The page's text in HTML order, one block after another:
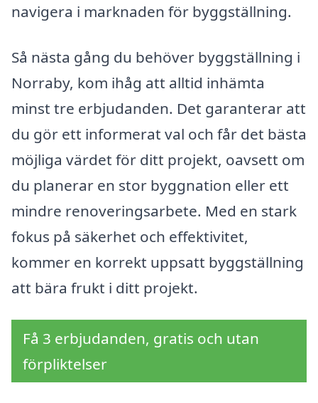
navigera i marknaden för byggställning.
Så nästa gång du behöver byggställning i
Norraby, kom ihåg att alltid in­hämta
minst tre erbjudanden. Det garanterar att
du gör ett informerat val och får det bästa
möjliga värdet för ditt projekt, oavsett om
du planerar en stor byggnation eller ett
mindre renoveringsarbete. Med en stark
fokus på säkerhet och effektivitet,
kommer en korrekt uppsatt byggställning
att bära frukt i ditt projekt.
Få 3 erbjudanden, gratis och utan
förpliktelser